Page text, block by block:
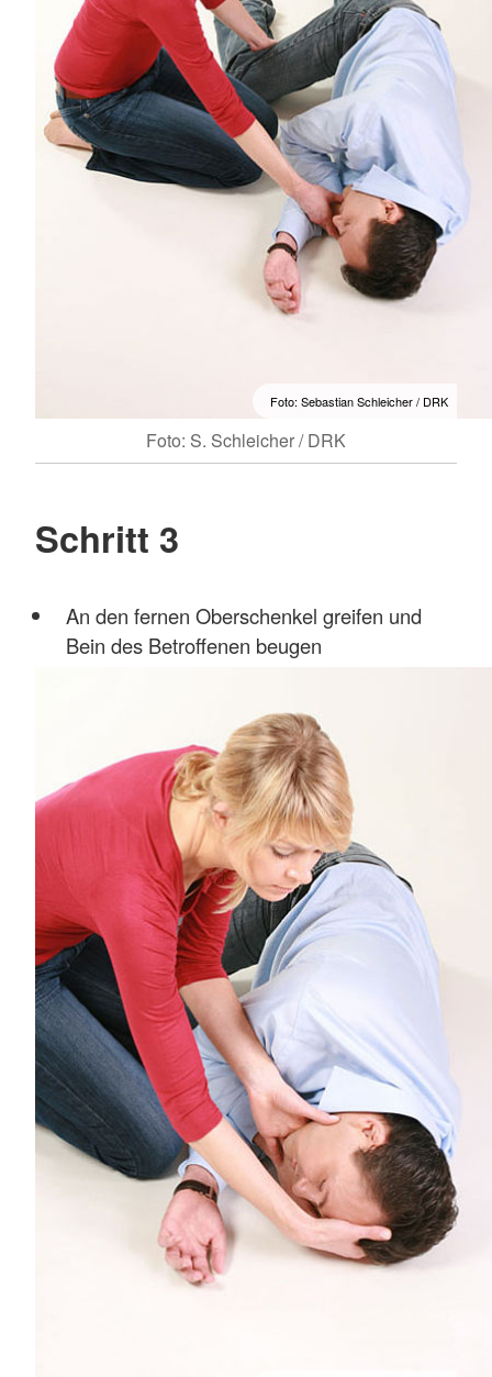
Foto: Sebastian Schleicher / DRK
Foto: S. Schleicher / DRK
Schritt 3
An den fernen Oberschenkel greifen und
Bein des Betroffenen beugen